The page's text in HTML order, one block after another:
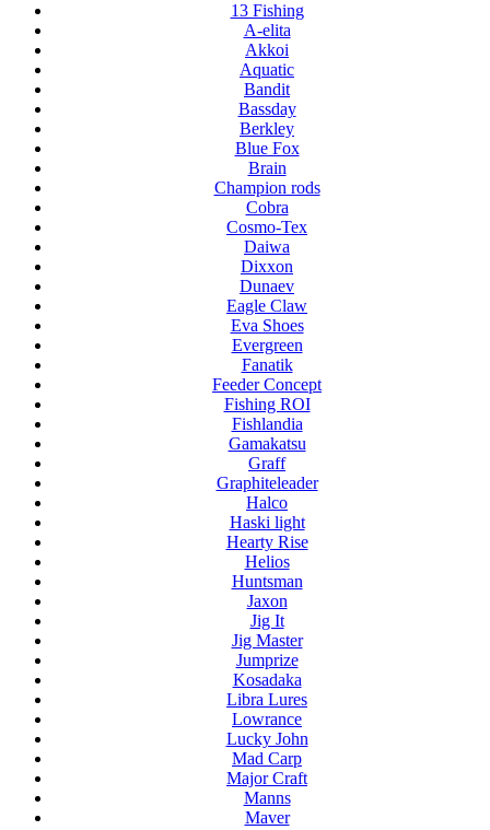
13 Fishing
A-elita
Akkoi
Aquatic
Bandit
Bassday
Berkley
Blue Fox
Brain
Champion rods
Cobra
Cosmo-Tex
Daiwa
Dixxon
Dunaev
Eagle Claw
Eva Shoes
Evergreen
Fanatik
Feeder Concept
Fishing ROI
Fishlandia
Gamakatsu
Graff
Graphiteleader
Halco
Haski light
Hearty Rise
Helios
Huntsman
Jaxon
Jig It
Jig Master
Jumprize
Kosadaka
Libra Lures
Lowrance
Lucky John
Mad Carp
Major Craft
Manns
Maver